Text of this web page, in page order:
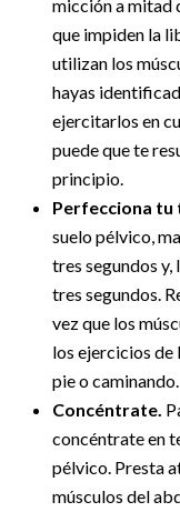
micción a mitad
que impiden la
utilizan los
hayas
ejercitarlos en
puede que te
principio.
Perfecciona tu
suelo pélvico,
tres segundos
tres segundos.
vez que los
los ejercicios de
pie o caminando.
Concéntrate.
concéntrate en
pélvico. Presta
músculos del